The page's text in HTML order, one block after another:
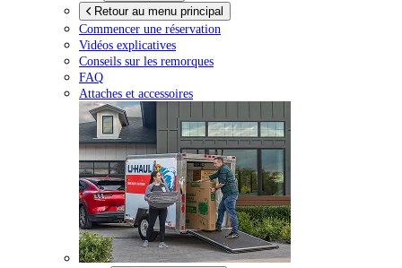
Retour au menu principal
Commencer une réservation
Vidéos explicatives
Conseils sur les remorques
FAQ
Attaches et accessoires